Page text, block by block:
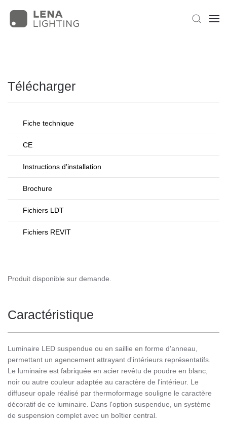
Télécharger
Fiche technique
CE
Instructions d'installation
Brochure
Fichiers LDT
Fichiers REVIT
Produit disponible sur demande.
Caractéristique
Luminaire LED suspendue ou en saillie en forme d'anneau,
permettant un agencement attrayant d'intérieurs représentatifs.
Le luminaire est fabriquée en acier revêtu de poudre en blanc,
noir ou autre couleur adaptée au caractère de l'intérieur. Le
diffuseur opale réalisé par thermoformage souligne le caractère
décoratif de ce luminaire. Dans l'option suspendue, un système
de suspension complet avec un boîtier central.